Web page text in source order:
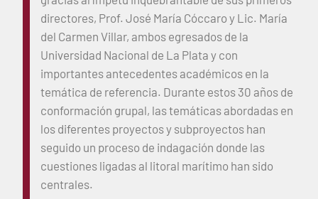
directores, Prof. José María Cóccaro y Lic. María
del Carmen Villar, ambos egresados de la
Universidad Nacional de La Plata y con
importantes antecedentes académicos en la
temática de referencia. Durante estos 30 años de
conformación grupal, las temáticas abordadas en
los diferentes proyectos y subproyectos han
seguido un proceso de indagación donde las
cuestiones ligadas al litoral marítimo han sido
centrales.